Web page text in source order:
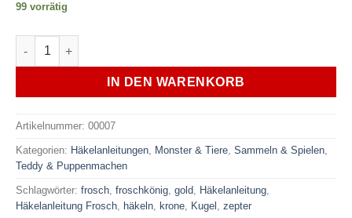
99 vorrätig
Häkelanleitung Der Froschkönig, XXL-Amigurumi Menge
IN DEN WARENKORB
Artikelnummer: 00007
Kategorien: Häkelanleitungen, Monster & Tiere, Sammeln & Spielen,
Teddy & Puppenmachen
Schlagwörter: frosch, froschkönig, gold, Häkelanleitung,
Häkelanleitung Frosch, häkeln, krone, Kugel , zepter